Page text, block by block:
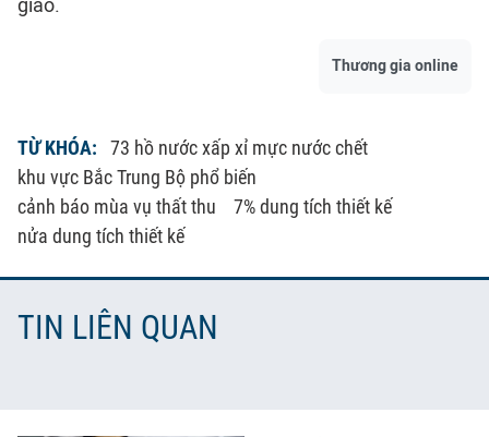
giao.
Thương gia online
TỪ KHÓA:
73 hồ nước xấp xỉ mực nước chết
khu vực Bắc Trung Bộ phổ biến
cảnh báo mùa vụ thất thu
7% dung tích thiết kế
nửa dung tích thiết kế
TIN LIÊN QUAN